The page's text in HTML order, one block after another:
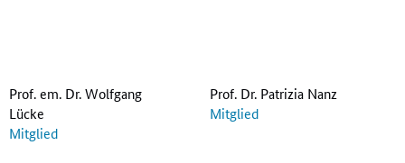
Prof. em. Dr. Wolfgang
Lücke
Mitglied
Prof. Dr. Patrizia Nanz
Mitglied